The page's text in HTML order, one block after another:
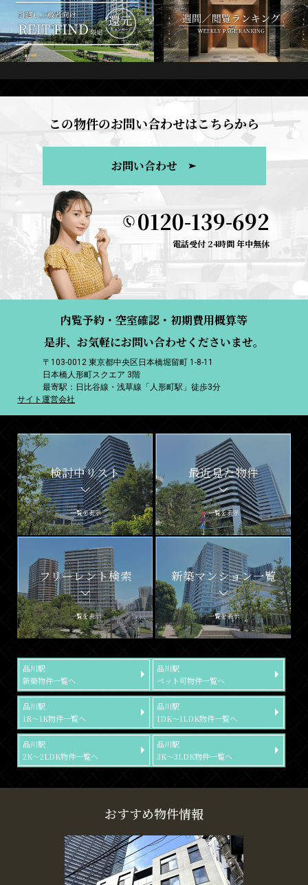
この物件のお問い合わせはこちらから
お問い合わせ
0120-139-692
電話受付 24時間 年中無休
内覧予約・空室確認・初期費用概算等
是非、お気軽にお問い合わせくださいませ。
〒103-0012 東京都中央区日本橋堀留町 1-8-11
日本橋人形町スクエア 3階
最寄駅：日比谷線・浅草線「人形町駅」徒歩3分
サイト運営会社
検討中リスト
一覧を表示
最近見た物件
一覧を表示
フリーレント検索
一覧を表示
新築マンション一覧
一覧を表示
品川駅
新築物件一覧へ
品川駅
ペット可物件一覧へ
品川駅
1R～1K物件一覧へ
品川駅
1DK～1LDK物件一覧へ
品川駅
2K～2LDK物件一覧へ
品川駅
3K～3LDK物件一覧へ
おすすめ物件情報